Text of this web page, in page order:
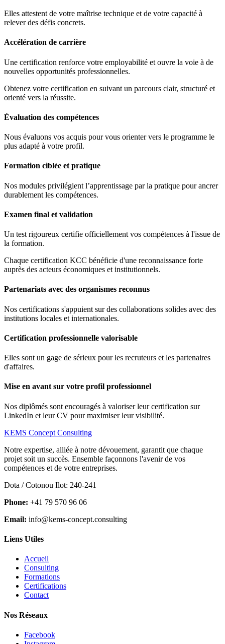
Elles attestent de votre maîtrise technique et de votre capacité à
relever des défis concrets.
Accélération de carrière
Une certification renforce votre employabilité et ouvre la voie à de
nouvelles opportunités professionnelles.
Obtenez votre certification en suivant un parcours clair, structuré et
orienté vers la réussite.
Évaluation des compétences
Nous évaluons vos acquis pour vous orienter vers le programme le
plus adapté à votre profil.
Formation ciblée et pratique
Nos modules privilégient l’apprentissage par la pratique pour ancrer
durablement les compétences.
Examen final et validation
Un test rigoureux certifie officiellement vos compétences à l'issue de
la formation.
Chaque certification KCC bénéficie d'une reconnaissance forte
auprès des acteurs économiques et institutionnels.
Partenariats avec des organismes reconnus
Nos certifications s'appuient sur des collaborations solides avec des
institutions locales et internationales.
Certification professionnelle valorisable
Elles sont un gage de sérieux pour les recruteurs et les partenaires
d'affaires.
Mise en avant sur votre profil professionnel
Nos diplômés sont encouragés à valoriser leur certification sur
LinkedIn et leur CV pour maximiser leur visibilité.
KEMS Concept Consulting
Notre expertise, alliée à notre dévouement, garantit que chaque
projet soit un succès. Ensemble façonnons l'avenir de vos
compétences et de votre entreprises.
Dota / Cotonou Ilot: 240-241
Phone: +41 79 570 96 06
Email: info@kems-concept.consulting
Liens Utiles
Accueil
Consulting
Formations
Certifications
Contact
Nos Réseaux
Facebook